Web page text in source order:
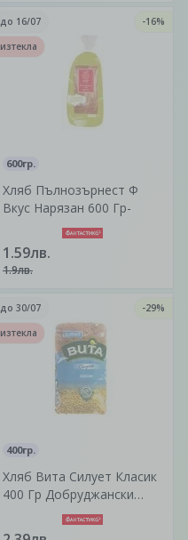
600гр.
Хляб Пълнозърнест Ф
Вкус Нарязан 600 Гр-
1.59лв.
1.9лв.
до 16/07
-16%
изтекла
400гр.
Хляб Вита Силует Класик
400 Гр Добруджански
до 30/07
-29%
изтекла